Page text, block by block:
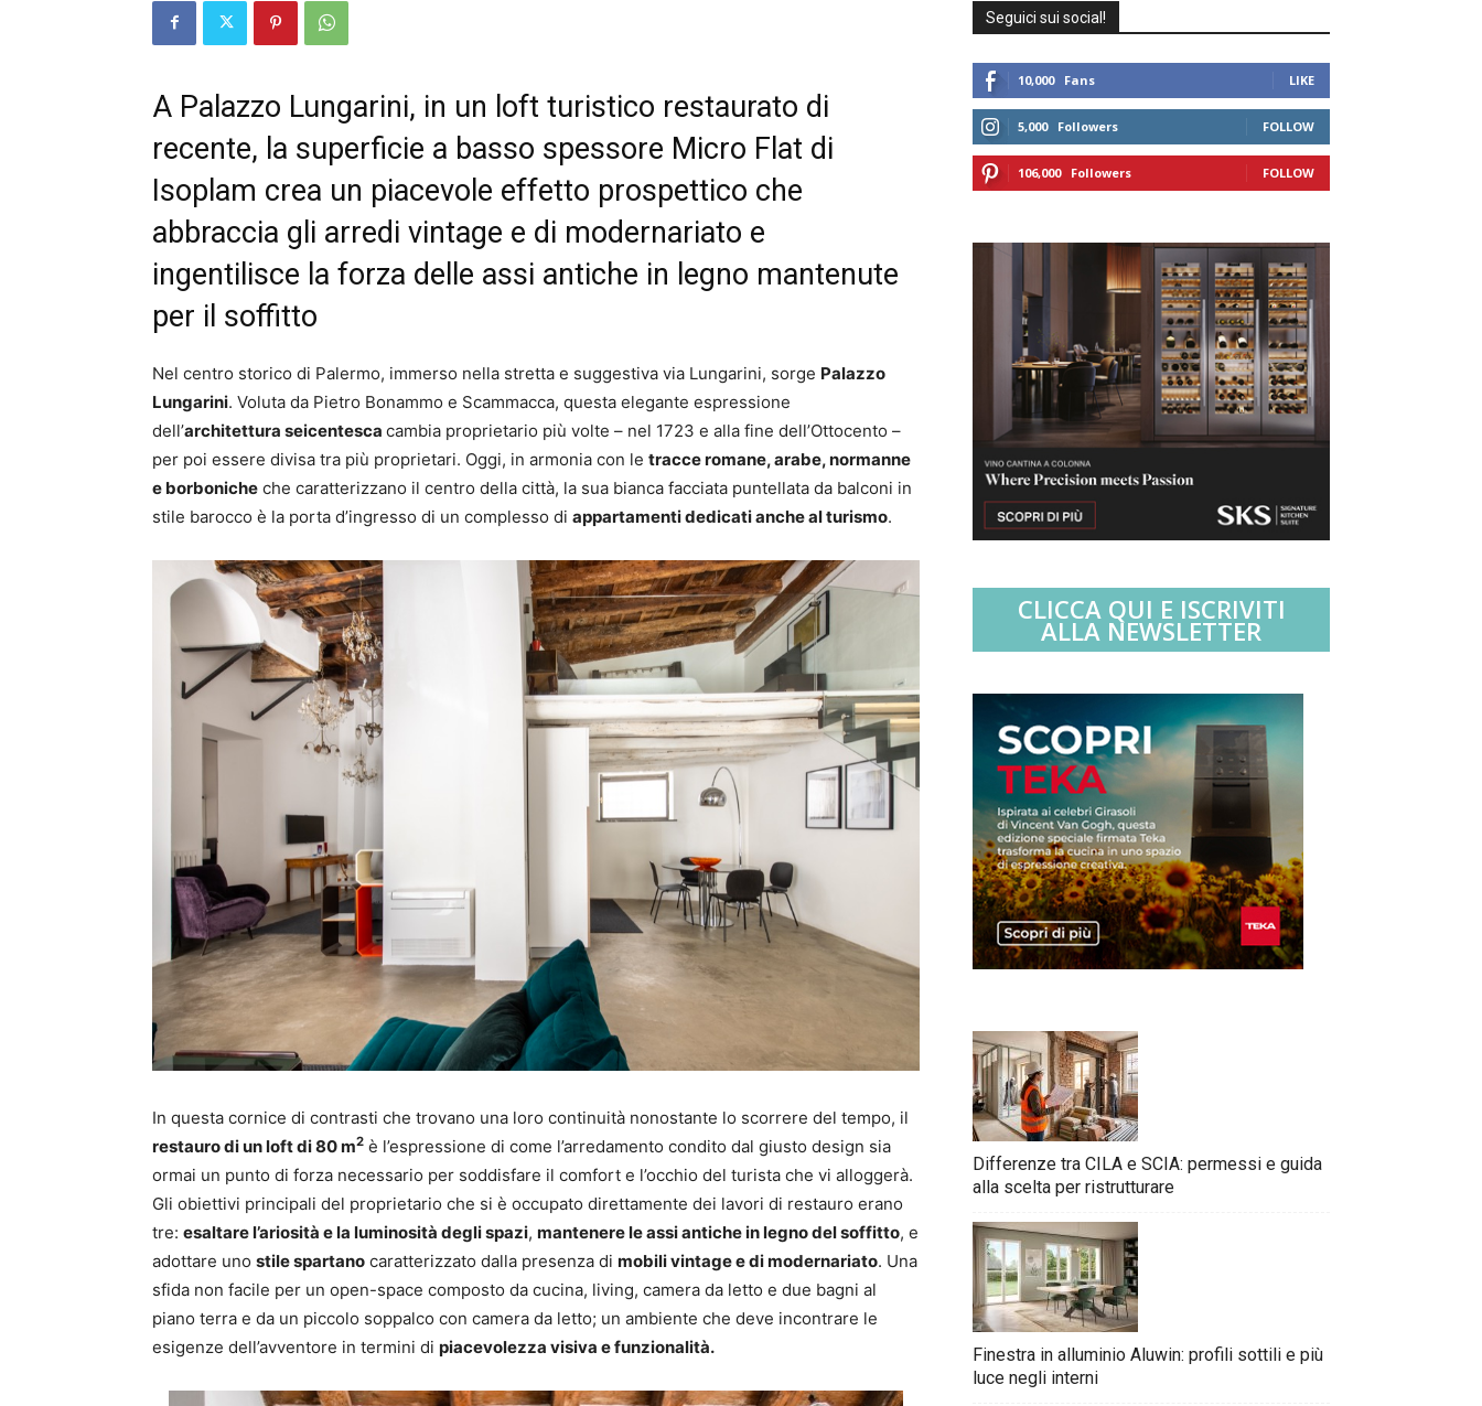
A Palazzo Lungarini, in un loft turistico restaurato di
recente, la superficie a basso spessore Micro Flat di
Isoplam crea un piacevole effetto prospettico che
abbraccia gli arredi vintage e di modernariato e
ingentilisce la forza delle assi antiche in legno mantenute
per il soffitto
Nel centro storico di Palermo, immerso nella stretta e suggestiva via Lungarini, sorge Palazzo
Lungarini. Voluta da Pietro Bonammo e Scammacca, questa elegante espressione
dell’architettura seicentesca cambia proprietario più volte – nel 1723 e alla fine dell’Ottocento –
per poi essere divisa tra più proprietari. Oggi, in armonia con le tracce romane, arabe, normanne
e borboniche che caratterizzano il centro della città, la sua bianca facciata puntellata da balconi in
stile barocco è la porta d’ingresso di un complesso di appartamenti dedicati anche al turismo.
In questa cornice di contrasti che trovano una loro continuità nonostante lo scorrere del tempo, il
restauro di un loft di 80 m2 è l’espressione di come l’arredamento condito dal giusto design sia
ormai un punto di forza necessario per soddisfare il comfort e l’occhio del turista che vi alloggerà.
Gli obiettivi principali del proprietario che si è occupato direttamente dei lavori di restauro erano
tre: esaltare l’ariosità e la luminosità degli spazi, mantenere le assi antiche in legno del soffitto, e
adottare uno stile spartano caratterizzato dalla presenza di mobili vintage e di modernariato. Una
sfida non facile per un open-space composto da cucina, living, camera da letto e due bagni al
piano terra e da un piccolo soppalco con camera da letto; un ambiente che deve incontrare le
esigenze dell’avventore in termini di piacevolezza visiva e funzionalità.
Seguici sui social!
10,000 Fans LIKE
5,000 Followers FOLLOW
106,000 Followers FOLLOW
CLICCA QUI E ISCRIVITI
ALLA NEWSLETTER
Differenze tra CILA e SCIA: permessi e guida
alla scelta per ristrutturare
Finestra in alluminio Aluwin: profili sottili e più
luce negli interni